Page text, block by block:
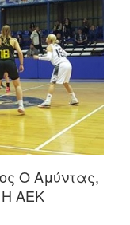
Ο Αμύντας,
Η ΑΕΚ